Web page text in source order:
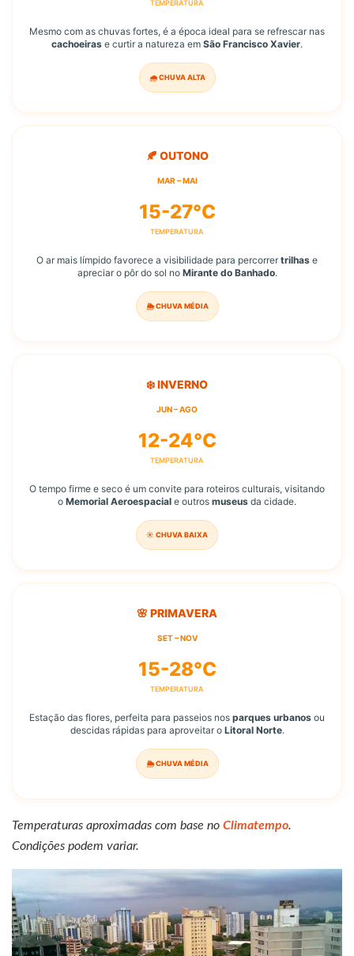
TEMPERATURA
Mesmo com as chuvas fortes, é a época ideal para se refrescar nas
cachoeiras e curtir a natureza em São Francisco Xavier.
🌧️ CHUVA ALTA
🍂 OUTONO
MAR – MAI
15-27°C
TEMPERATURA
O ar mais límpido favorece a visibilidade para percorrer trilhas e
apreciar o pôr do sol no Mirante do Banhado.
🌦️ CHUVA MÉDIA
❄️ INVERNO
JUN – AGO
12-24°C
TEMPERATURA
O tempo firme e seco é um convite para roteiros culturais, visitando
o Memorial Aeroespacial e outros museus da cidade.
☀️ CHUVA BAIXA
🌸 PRIMAVERA
SET – NOV
15-28°C
TEMPERATURA
Estação das flores, perfeita para passeios nos parques urbanos ou
descidas rápidas para aproveitar o Litoral Norte.
🌦️ CHUVA MÉDIA
Temperaturas aproximadas com base no Climatempo.
Condições podem variar.